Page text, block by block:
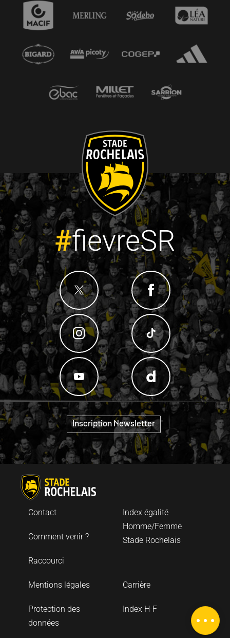
Description
#fievreSR
Inscription Newsletter "
Index égalité
Homme/Femme
Stade Rochelais
Contact
Comment venir ?
Raccourci
Carrière
Mentions légales
Index H-F
Protection des
données